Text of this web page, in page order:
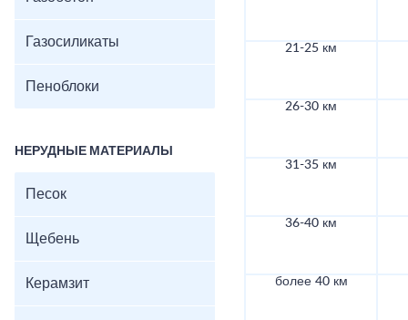
Газосиликаты
Пеноблоки
НЕРУДНЫЕ МАТЕРИАЛЫ
Песок
Щебень
Керамзит
21-25 км
26-30 км
31-35 км
36-40 км
более 40 км